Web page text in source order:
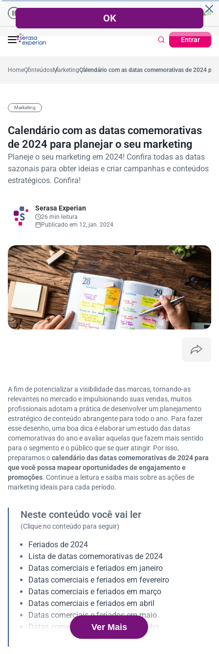
| Recuperação de Crédito
Entrar
no mês Cartão de Crédito | Cadastro Positivo
HomeConteúdosMarketingCalendário com as datas comemorativas de 2024
Marketing
Calendário com as datas comemorativas
de 2024 para planejar o seu marketing
Planeje o seu marketing em 2024! Confira todas as datas
sazonais para obter ideias e criar campanhas e conteúdos
estratégicos. Confira!
Serasa Experian
26 min leitura
Publicado em 12, jan. 2024
A fim de potencializar a visibilidade das marcas, tornando-as
relevantes no mercado e impulsionando suas vendas, muitos
profissionais adotam a prática de desenvolver um planejamento
estratégico de conteúdo abrangente para todo o ano. Para fazer
esse desenho, uma boa dica é elaborar um estudo das datas
comemorativas do ano e avaliar aquelas que fazem mais sentido
para o segmento e o público que se quer atingir. Por isso,
preparamos ocalendário das datas comemorativas de 2024 para
que você possa mapear oportunidades de engajamento e
promoções. Continue a leitura e saiba mais sobre as ações de
marketing ideais para cada período.
Neste conteúdo você vai ler
(Clique no conteúdo para seguir)
Feriados de 2024
Lista de datas comemorativas de 2024
Datas comerciais e feriados em janeiro
Datas comerciais e feriados em fevereiro
Datas comerciais e feriados em março
Datas comerciais e feriados em abril
Datas comerciais e feriados em maio
Datas comerciais e feriados em junho
Datas comerciais e feriados em julho
Ver Mais